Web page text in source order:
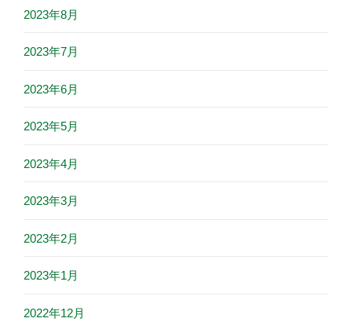
2023年8月
2023年7月
2023年6月
2023年5月
2023年4月
2023年3月
2023年2月
2023年1月
2022年12月